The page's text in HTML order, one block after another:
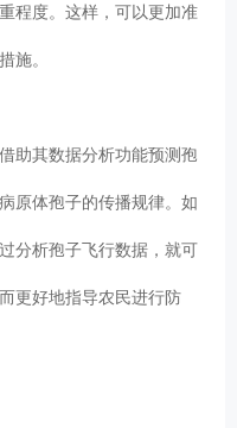
程度。这样，可以更加准
施。
助其数据分析功能预测孢
原体孢子的传播规律。如
分析孢子飞行数据，就可
更好地指导农民进行防